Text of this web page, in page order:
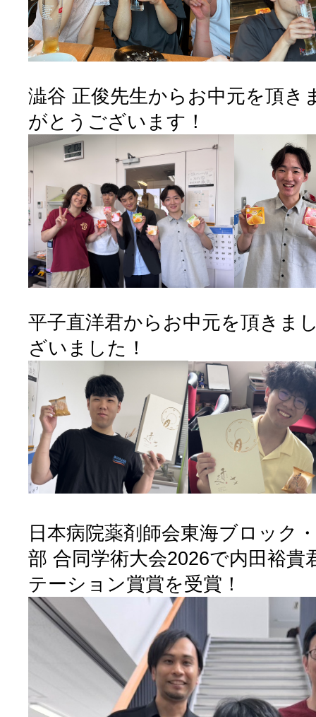
澁谷 正俊先生からお中元を頂き
がとうございます！
平子直洋君からお中元を頂きま
ざいました！
日本病院薬剤師会東海ブロック
部 合同学術大会2026で内田裕
テーション賞賞を受賞！